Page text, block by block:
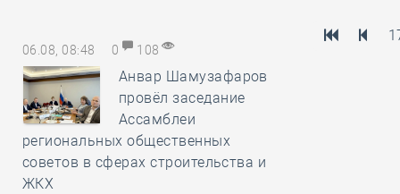
06.08, 08:48 0 108
Анвар Шамузафаров
провёл заседание
Ассамблеи
региональных общественных
советов в сферах строительства и
ЖКХ